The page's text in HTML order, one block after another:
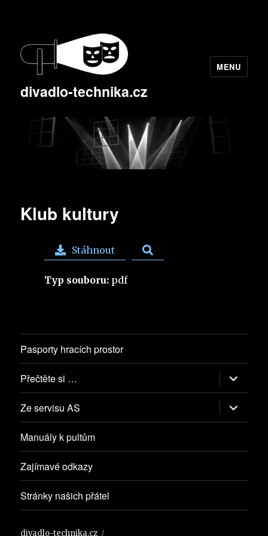
divadlo-technika.cz
MENU
Klub kultury
Stáhnout
Typ souboru: pdf
Pasporty hracích prostor
Přečtěte si … Zobrazit
položky
Ze servisu AS
Zobrazit
položky
Manuály k pultům
Zajímavé odkazy
Stránky našich přátel
divadlo-technika.cz